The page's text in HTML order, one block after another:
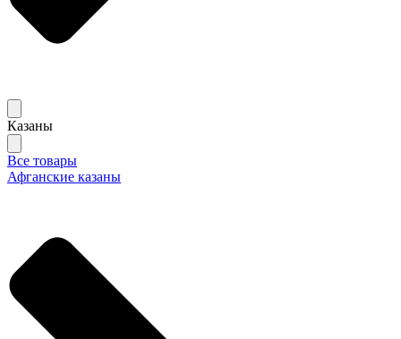
Казаны
Все товары
Афганские казаны